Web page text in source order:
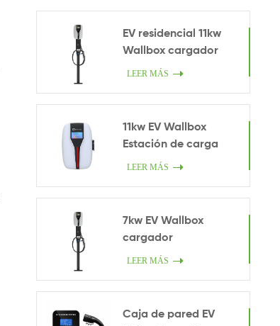
EV residencial 11kw
Wallbox cargador
LEER MÁS
11kw EV Wallbox
Estación de carga
LEER MÁS
7kw EV Wallbox
cargador
LEER MÁS
Caja de pared EV